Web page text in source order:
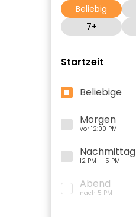
Beliebig
7+
Startzeit
Beliebige
Morgen
vor 12:00 PM
Nachmittag
12 PM — 5 PM
Abend
nach 5 PM